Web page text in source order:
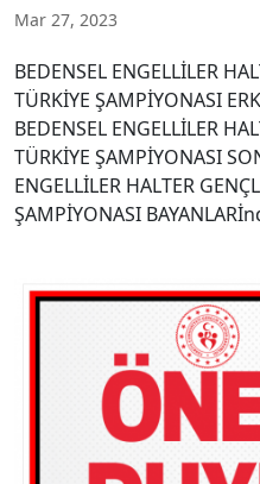
Mar 27, 2023
BEDENSEL ENGELLİLER
TÜRKİYE ŞAMPİYONASI
BEDENSEL ENGELLİLER
TÜRKİYE ŞAMPİYONASI
ENGELLİLER HALTER
ŞAMPİYONASI